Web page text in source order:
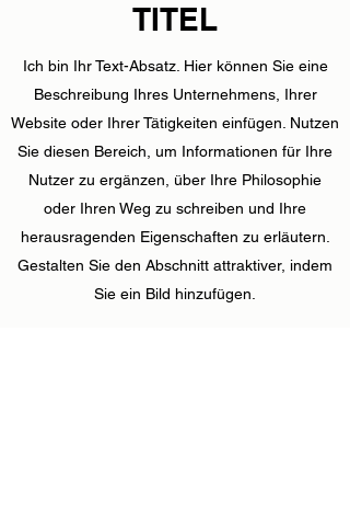
TITEL
Ich bin Ihr Text-Absatz. Hier können Sie eine
Beschreibung Ihres Unternehmens, Ihrer
Website oder Ihrer Tätigkeiten einfügen. Nutzen
Sie diesen Bereich, um Informationen für Ihre
Nutzer zu ergänzen, über Ihre Philosophie
oder Ihren Weg zu schreiben und Ihre
herausragenden Eigenschaften zu erläutern.
Gestalten Sie den Abschnitt attraktiver, indem
Sie ein Bild hinzufügen.